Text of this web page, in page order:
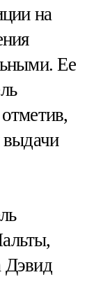
на
Ее
выдачи
Дэвид